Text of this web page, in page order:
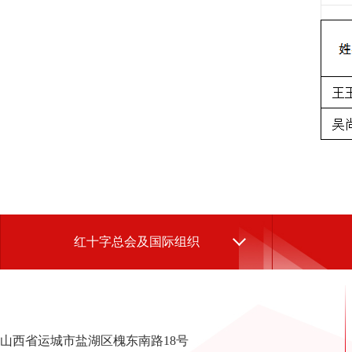
红十字总会及国际组织
山西省运城市盐湖区槐东南路18号